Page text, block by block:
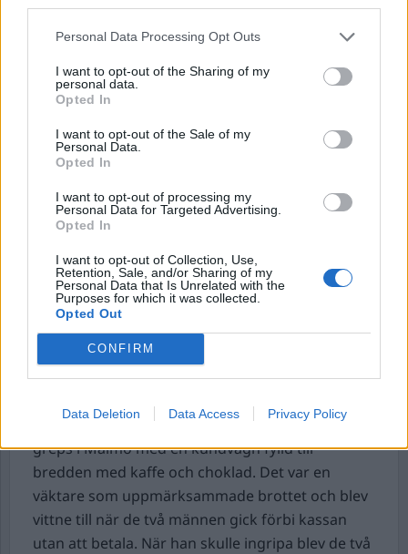
Personal Data Processing Opt Outs
I want to opt-out of the Sharing of my
personal data.
Opted In
I want to opt-out of the Sale of my
Personal Data.
Opted In
I want to opt-out of processing my
Personal Data for Targeted Advertising.
Opted In
I want to opt-out of Collection, Use,
Retention, Sale, and/or Sharing of my
Personal Data that Is Unrelated with the
Purposes for which it was collected.
Opted Out
CONFIRM
Data Deletion Data Access Privacy Policy
Kvinnan säger till LT att hon haft en kortare
relation med mannen 2021. ”Detta ligger mig
mig. Det påverkar på inget sätt min yrkesroll”.
Foxtrot-mannen avtjänar idag ett fängelsestraff
på drygt fem år för försök till grovt
narkotikabrott och grovt skattebrott.
Foxtrotnätverkets våldskoordinator åtalas.En
29-årig man som pekats ut som den person som
Foxtrotnätverket, åtalas nu. Han har gömt sig
bakom aliaset ”Ghost” när han styrt och gett
order om ett flertal attentat.
som åklagare driver vidare gäller mordet på en
15-årig pojke. Han sköts till döds på en
sushirestaurang i Skogås under 2023.
Kaffetjuvar greps på bar gärning. Två män
greps i Malmö med en kundvagn fylld till
bredden med kaffe och choklad. Det var en
väktare som uppmärksammade brottet och blev
vittne till när de två männen gick förbi kassan
utan att betala. När han skulle ingripa blev de två